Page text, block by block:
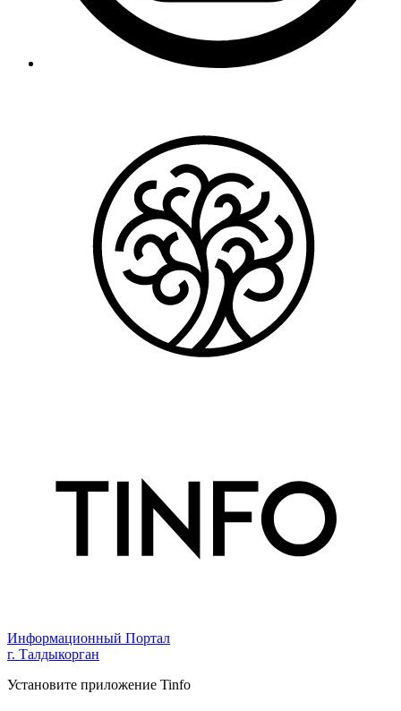
Информационный Портал
г. Талдыкорган
Установите приложение Tinfo